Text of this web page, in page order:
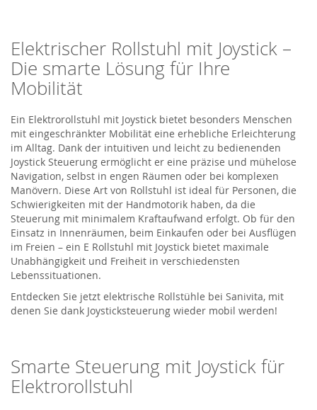
Elektrischer Rollstuhl mit Joystick –
Die smarte Lösung für Ihre
Mobilität
Ein Elektrorollstuhl mit Joystick bietet besonders Menschen
mit eingeschränkter Mobilität eine erhebliche Erleichterung
im Alltag. Dank der intuitiven und leicht zu bedienenden
Joystick Steuerung ermöglicht er eine präzise und mühelose
Navigation, selbst in engen Räumen oder bei komplexen
Manövern. Diese Art von Rollstuhl ist ideal für Personen, die
Schwierigkeiten mit der Handmotorik haben, da die
Steuerung mit minimalem Kraftaufwand erfolgt. Ob für den
Einsatz in Innenräumen, beim Einkaufen oder bei Ausflügen
im Freien – ein E Rollstuhl mit Joystick bietet maximale
Unabhängigkeit und Freiheit in verschiedensten
Lebenssituationen.
Entdecken Sie jetzt elektrische Rollstühle bei Sanivita, mit
denen Sie dank Joysticksteuerung wieder mobil werden!
Smarte Steuerung mit Joystick für
Elektrorollstuhl